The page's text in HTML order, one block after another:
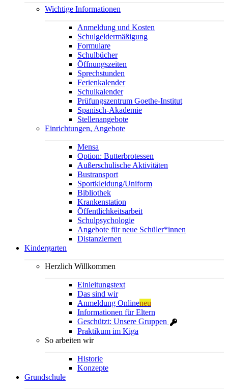
Wichtige Informationen
Anmeldung und Kosten
Schulgeldermäßigung
Formulare
Schulbücher
Öffnungszeiten
Sprechstunden
Ferienkalender
Schulkalender
Prüfungszentrum Goethe-Institut
Spanisch-Akademie
Stellenangebote
Einrichtungen, Angebote
Mensa
Option: Butterbrotessen
Außerschulische Aktivitäten
Bustransport
Sportkleidung/Uniform
Bibliothek
Krankenstation
Öffentlichkeitsarbeit
Schulpsychologie
Angebote für neue Schüler*innen
Distanzlernen
Kindergarten
Herzlich Willkommen
Einleitungstext
Das sind wir
Anmeldung Onlineneu
Informationen für Eltern
Geschützt: Unsere Gruppen
Praktikum im Kiga
So arbeiten wir
Historie
Konzepte
Grundschule